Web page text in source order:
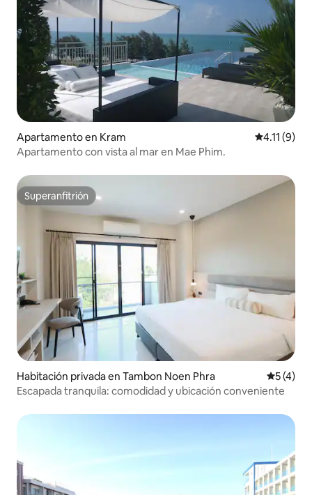
Apartamento en Kram Calificación
4.11 (9)
Apartamento con vista al mar en Mae Phim.
Superanfitrión
Superanfitrión
Habitación privada en Tambon Noen Phra
5 (4)
Escapada tranquila: comodidad y ubicación conveniente